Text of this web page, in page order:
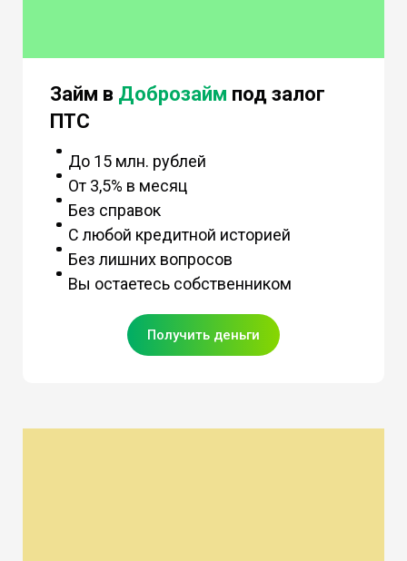
Займ в Доброзайм под залог
ПТС
До 15 млн. рублей
От 3,5% в месяц
Без справок
С любой кредитной историей
Без лишних вопросов
Вы остаетесь собственником
Получить деньги